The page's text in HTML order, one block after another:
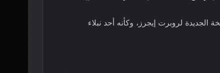
الجديدة لروبرت إيجرز، وكأنه أحد نبلاء